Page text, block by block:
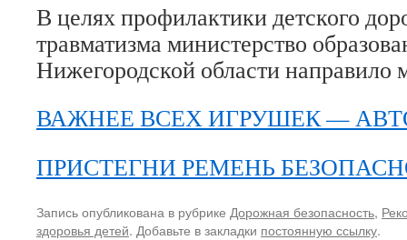
В целях профилактики детского
травматизма министерство
Нижегородской области направило
ВАЖНЕЕ ВСЕХ ИГРУШЕК —
ПРИСТЕГНИ РЕМЕНЬ
Запись опубликована в рубрике Дорожная безопасность,
здоровья детей. Добавьте в закладки постоянную ссылку.